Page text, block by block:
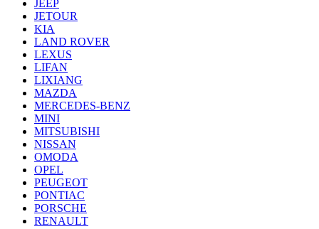
JEEP
JETOUR
KIA
LAND ROVER
LEXUS
LIFAN
LIXIANG
MAZDA
MERCEDES-BENZ
MINI
MITSUBISHI
NISSAN
OMODA
OPEL
PEUGEOT
PONTIAC
PORSCHE
RENAULT